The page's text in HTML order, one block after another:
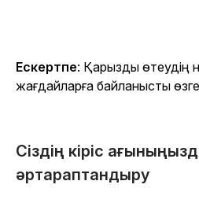
Ескертпе: Қарызды өтеудің
жағдайларға байланысты
Сіздің кіріс
әртараптандыру